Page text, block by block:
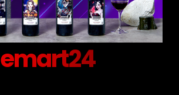
emart24